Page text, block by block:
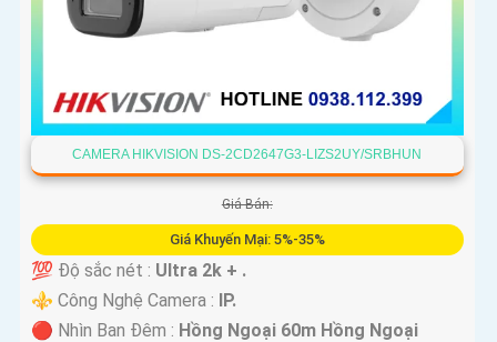
CAMERA HIKVISION DS-2CD2647G3-LIZS2UY/SRBHUN
Giá Bán:
Giá Khuyến Mại: 5%-35%
💯 Độ sắc nét : Ultra 2k + .
⚜️ Công Nghệ Camera : IP.
🔴 Nhìn Ban Đêm : Hồng Ngoại 60m Hồng Ngoại